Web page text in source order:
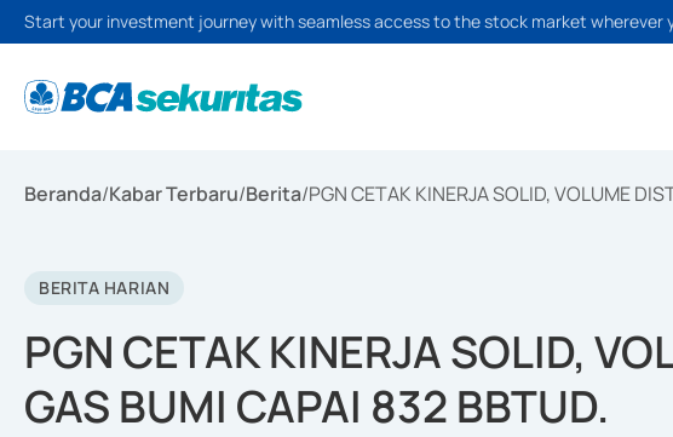
Start your investment journey with seamless access to the stock market wherever
Beranda/Kabar Terbaru/Berita/PGN CETAK KINERJA SOLID, VOLUME
BERITA HARIAN
PGN CETAK KINERJA SOLID,
GAS BUMI CAPAI 832 BBTUD.